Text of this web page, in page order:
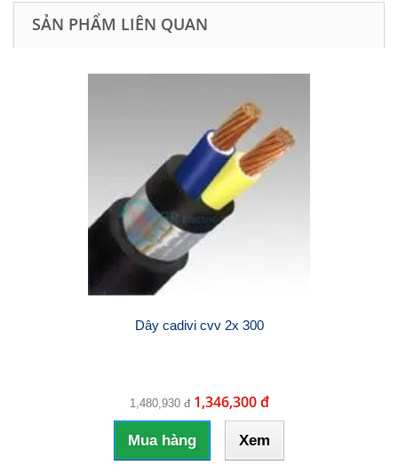
SẢN PHẨM LIÊN QUAN
Dây cadivi cvv 2x 300
1,480,930 đ 1,346,300 đ
Mua hàng Xem